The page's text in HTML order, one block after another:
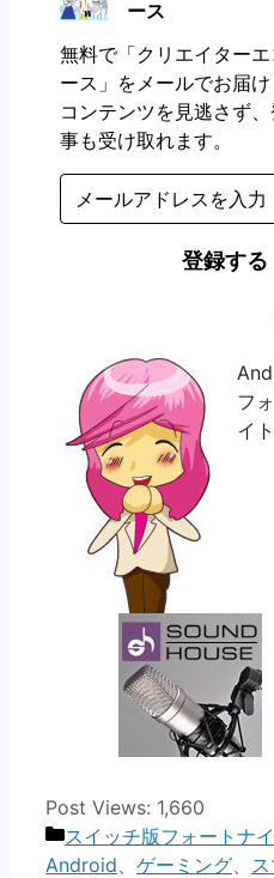
フ
イト
Post Views: 1,660
カ
テ
スイッチ版フォートナ
Android ゲーミング